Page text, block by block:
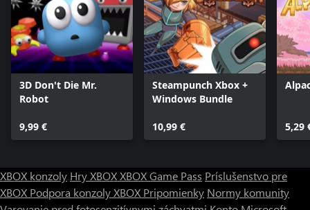
3D Don't Die Mr.
Robot
9,99 €
Steampunch Xbox +
Windows Bundle
10,99 € 5,29
XBOX konzoly Hry XBOXXBOX Game Pass Príslušenstvo pre
XBOX Podpora konzoly XBOX Pripomienky Normy komunity